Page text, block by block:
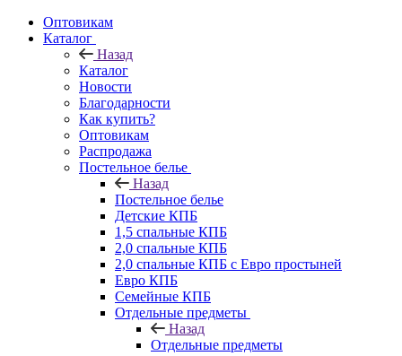
Оптовикам
Каталог
Назад
Каталог
Новости
Благодарности
Как купить?
Оптовикам
Распродажа
Постельное белье
Назад
Постельное белье
Детские КПБ
1,5 спальные КПБ
2,0 спальные КПБ
2,0 спальные КПБ с Евро простыней
Евро КПБ
Семейные КПБ
Отдельные предметы
Назад
Отдельные предметы